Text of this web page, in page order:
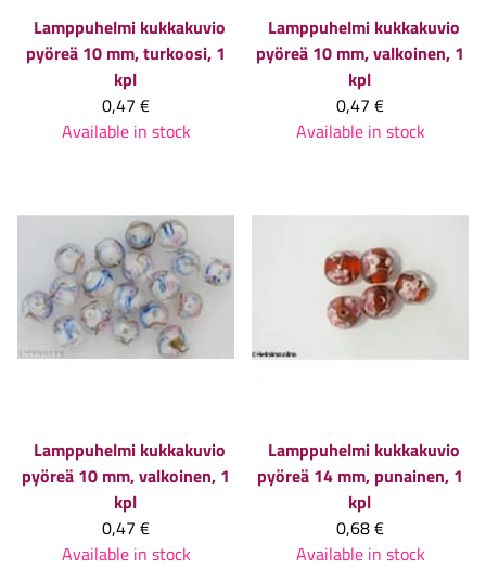
Lamppuhelmi kukkakuvio
pyöreä 10 mm, turkoosi, 1
kpl
0,47 €
Available in stock
Lamppuhelmi kukkakuvio
pyöreä 10 mm, valkoinen, 1
kpl
0,47 €
Available in stock
Lamppuhelmi kukkakuvio
pyöreä 10 mm, valkoinen, 1
kpl
0,47 €
Available in stock
Lamppuhelmi kukkakuvio
pyöreä 14 mm, punainen, 1
kpl
0,68 €
Available in stock